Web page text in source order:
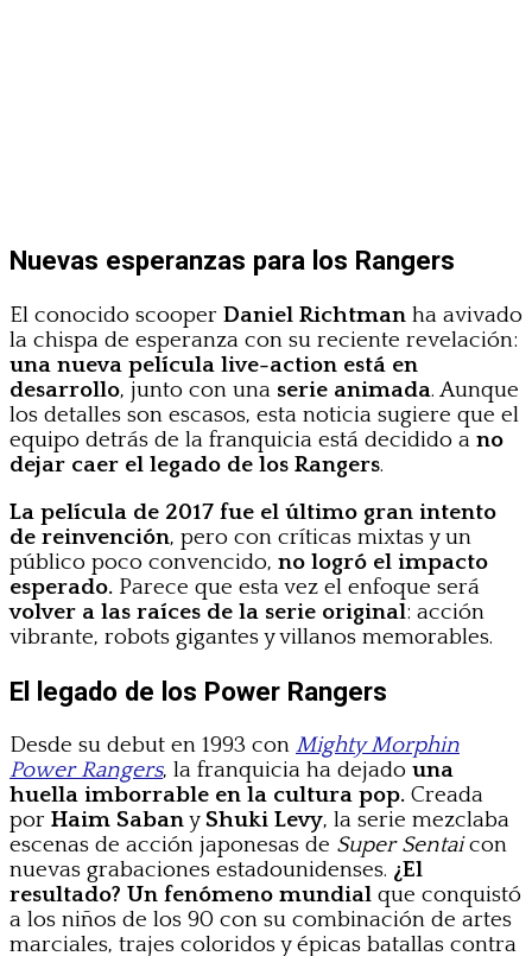
Nuevas esperanzas para los Rangers
El conocido scooper Daniel Richtman ha avivado
la chispa de esperanza con su reciente revelación:
una nueva película live-action está en
desarrollo, junto con una serie animada. Aunque
los detalles son escasos, esta noticia sugiere que el
equipo detrás de la franquicia está decidido a no
dejar caer el legado de los Rangers.
La película de 2017 fue el último gran intento
de reinvención, pero con críticas mixtas y un
público poco convencido, no logró el impacto
esperado. Parece que esta vez el enfoque será
volver a las raíces de la serie original: acción
vibrante, robots gigantes y villanos memorables.
El legado de los Power Rangers
Desde su debut en 1993 con Mighty Morphin
Power Rangers, la franquicia ha dejado una
huella imborrable en la cultura pop. Creada
por Haim SabanyShuki Levy, la serie mezclaba
escenas de acción japonesas de Super Sentaicon
nuevas grabaciones estadounidenses. ¿El
resultado? Un fenómeno mundial que conquistó
a los niños de los 90 con su combinación de artes
marciales, trajes coloridos y épicas batallas contra